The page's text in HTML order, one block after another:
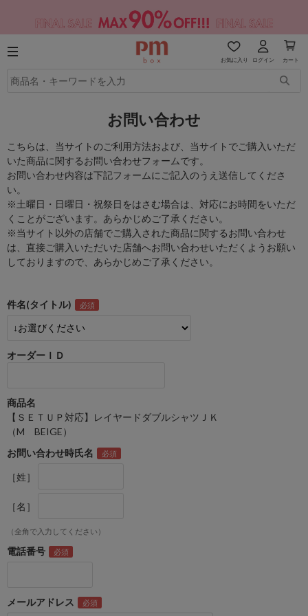
お気に入り ログイン カート
お問い合わせ
こちらは、当サイトのご利用方法および、当サイトでご購入いただ
いた商品に関するお問い合わせフォームです。
お問い合わせ内容は下記フォームにご記入のうえ送信してくださ
い。
※土曜日・日曜日・祝祭日をはさむ場合は、対応にお時間をいただ
くことがございます。あらかじめご了承ください。
※当サイト以外の店舗でご購入された商品に関するお問い合わせ
は、直接ご購入いただいた店舗へお問い合わせいただくようお願い
しておりますので、あらかじめご了承ください。
件名(タイトル)
オーダーＩＤ
商品名
【ＳＥＴＵＰ対応】レイヤードダブルシャツＪＫ
（M BEIGE）
お問い合わせ時氏名
［姓］
［名］
（全角で入力してください）
電話番号
メールアドレス